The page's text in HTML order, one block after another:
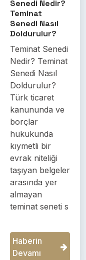
Senedi Nedir?
Teminat
Senedi Nasıl
Doldurulur?
Teminat Senedi
Nedir? Teminat
Senedi Nasıl
Doldurulur?
Türk ticaret
kanununda ve
borçlar
hukukunda
kıymetli bir
evrak niteliği
taşıyan belgeler
arasında yer
almayan
teminat seneti s
Haberin
Devamı